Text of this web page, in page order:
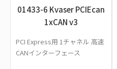
01433-6 Kvaser PCIEcan
1xCAN v3
PCI Express用 1チャネル 高速
CANインターフェース